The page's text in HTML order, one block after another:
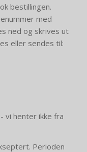
bestillingen.
med
ned og skrives ut
eller sendes til:
vi henter ikke fra
Perioden